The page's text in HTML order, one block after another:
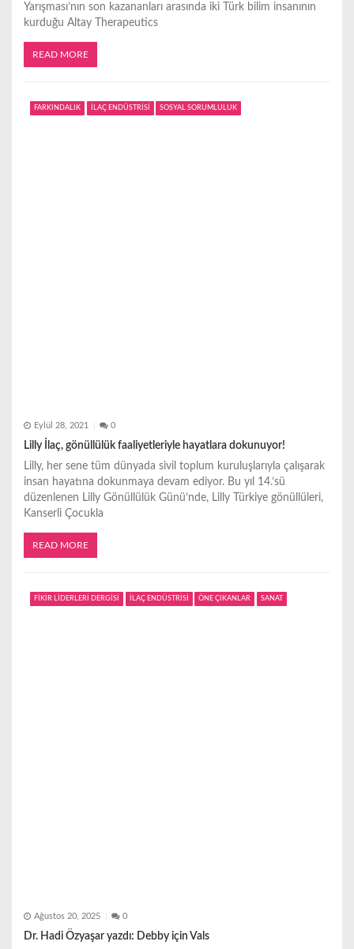
Yarışması’nın son kazananları arasında iki Türk bilim insanının
kurduğu Altay Therapeutics
READ MORE
FARKINDALIK İLAÇ ENDÜSTRİSİ SOSYAL SORUMLULUK
Eylül 28, 2021 0
Lilly İlaç, gönüllülük faaliyetleriyle hayatlara dokunuyor!
Lilly, her sene tüm dünyada sivil toplum kuruluşlarıyla çalışarak
insan hayatına dokunmaya devam ediyor. Bu yıl 14.’sü
düzenlenen Lilly Gönüllülük Günü’nde, Lilly Türkiye gönüllüleri,
Kanserli Çocukla
READ MORE
FİKİR LİDERLERİ DERGİSİ İLAÇ ENDÜSTRİSİ ÖNE ÇIKANLAR SANAT
Ağustos 20, 2025 0
Dr. Hadi Özyaşar yazdı: Debby için Vals